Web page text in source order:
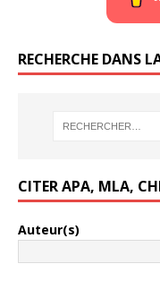
RECHERCHE DANS
CITER APA, MLA,
Auteur(s)